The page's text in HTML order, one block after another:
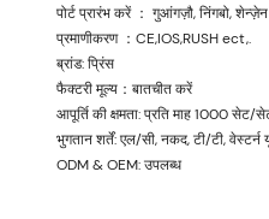
पोर्ट प्रारंभ करें ： गुआंगज़ौ, निंगबो,
प्रमाणीकरण ：CE,IOS,RUSH ect,.
ब्रांड: प्रिंस
फैक्टरी मूल्य：बातचीत करें
आपूर्ति की क्षमता: प्रति माह 1000 सेट/
भुगतान शर्तें: एल/सी, नकद, टी/टी, वेस्टर्न
ODM & OEM: उपलब्ध